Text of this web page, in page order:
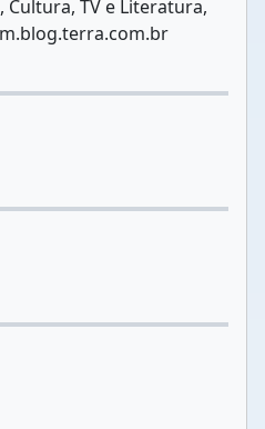
Cultura, TV e Literatura,